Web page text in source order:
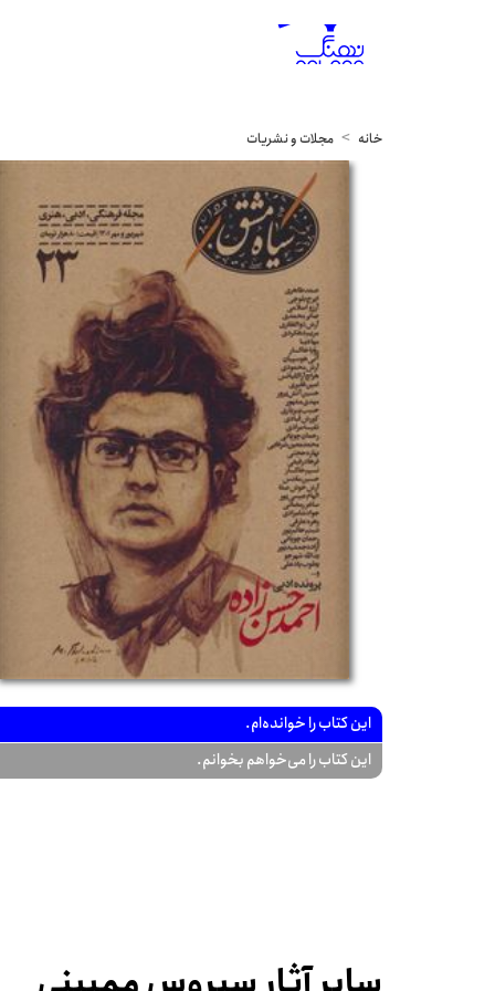
خانه مجلات و نشریات
این کتاب را خوانده‌ام.
این کتاب را می‌خواهم بخوانم.